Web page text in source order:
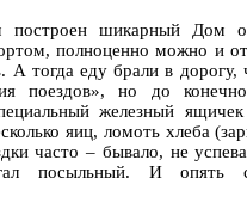
построен шикарный Дом
полноценно можно и
тогда еду брали в дорогу,
поездов», но до
железный
яиц, ломоть хлеба
часто – бывало, не
посыльный. И опять